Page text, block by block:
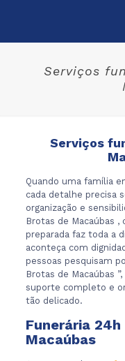
Serviços
Serviços
Quando uma família
cada detalhe precisa
organização e
Brotas de Macaúbas
preparada faz toda a
aconteça com
pessoas pesquisam
Brotas de Macaúbas
suporte completo e
tão delicado.
Funerária
Macaúbas